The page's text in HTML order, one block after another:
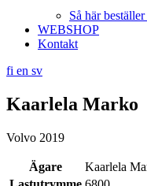
Så här
WEBSHOP
Kontakt
fi en sv
Kaarlela Marko
Volvo 2019
Ägare
Kaarlela